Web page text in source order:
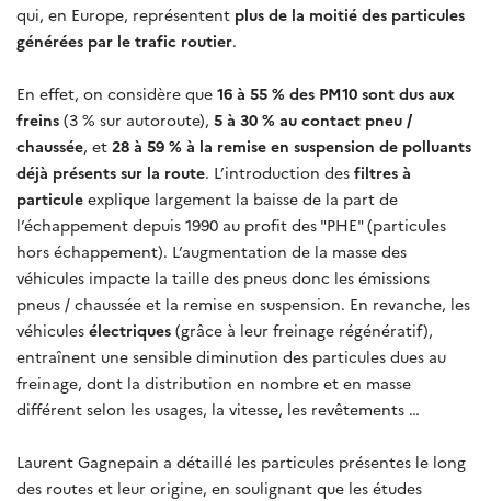
qui, en Europe, représentent plus de la moitié des particules
générées par le trafic routier.
En effet, on considère que 16 à 55 % des PM10 sont dus aux
freins (3 % sur autoroute), 5 à 30 % au contact pneu /
chaussée, et 28 à 59 % à la remise en suspension de polluants
déjà présents sur la route. L’introduction des filtres à
particule explique largement la baisse de la part de
l’échappement depuis 1990 au profit des "PHE" (particules
hors échappement). L’augmentation de la masse des
véhicules impacte la taille des pneus donc les émissions
pneus / chaussée et la remise en suspension. En revanche, les
véhicules électriques (grâce à leur freinage régénératif),
entraînent une sensible diminution des particules dues au
freinage, dont la distribution en nombre et en masse
différent selon les usages, la vitesse, les revêtements …
Laurent Gagnepain a détaillé les particules présentes le long
des routes et leur origine, en soulignant que les études